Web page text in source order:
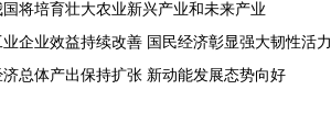
国将培育壮大农业新兴产业和未来产业
业企业效益持续改善 国民经济彰显强大韧性活力
济总体产出保持扩张 新动能发展态势向好